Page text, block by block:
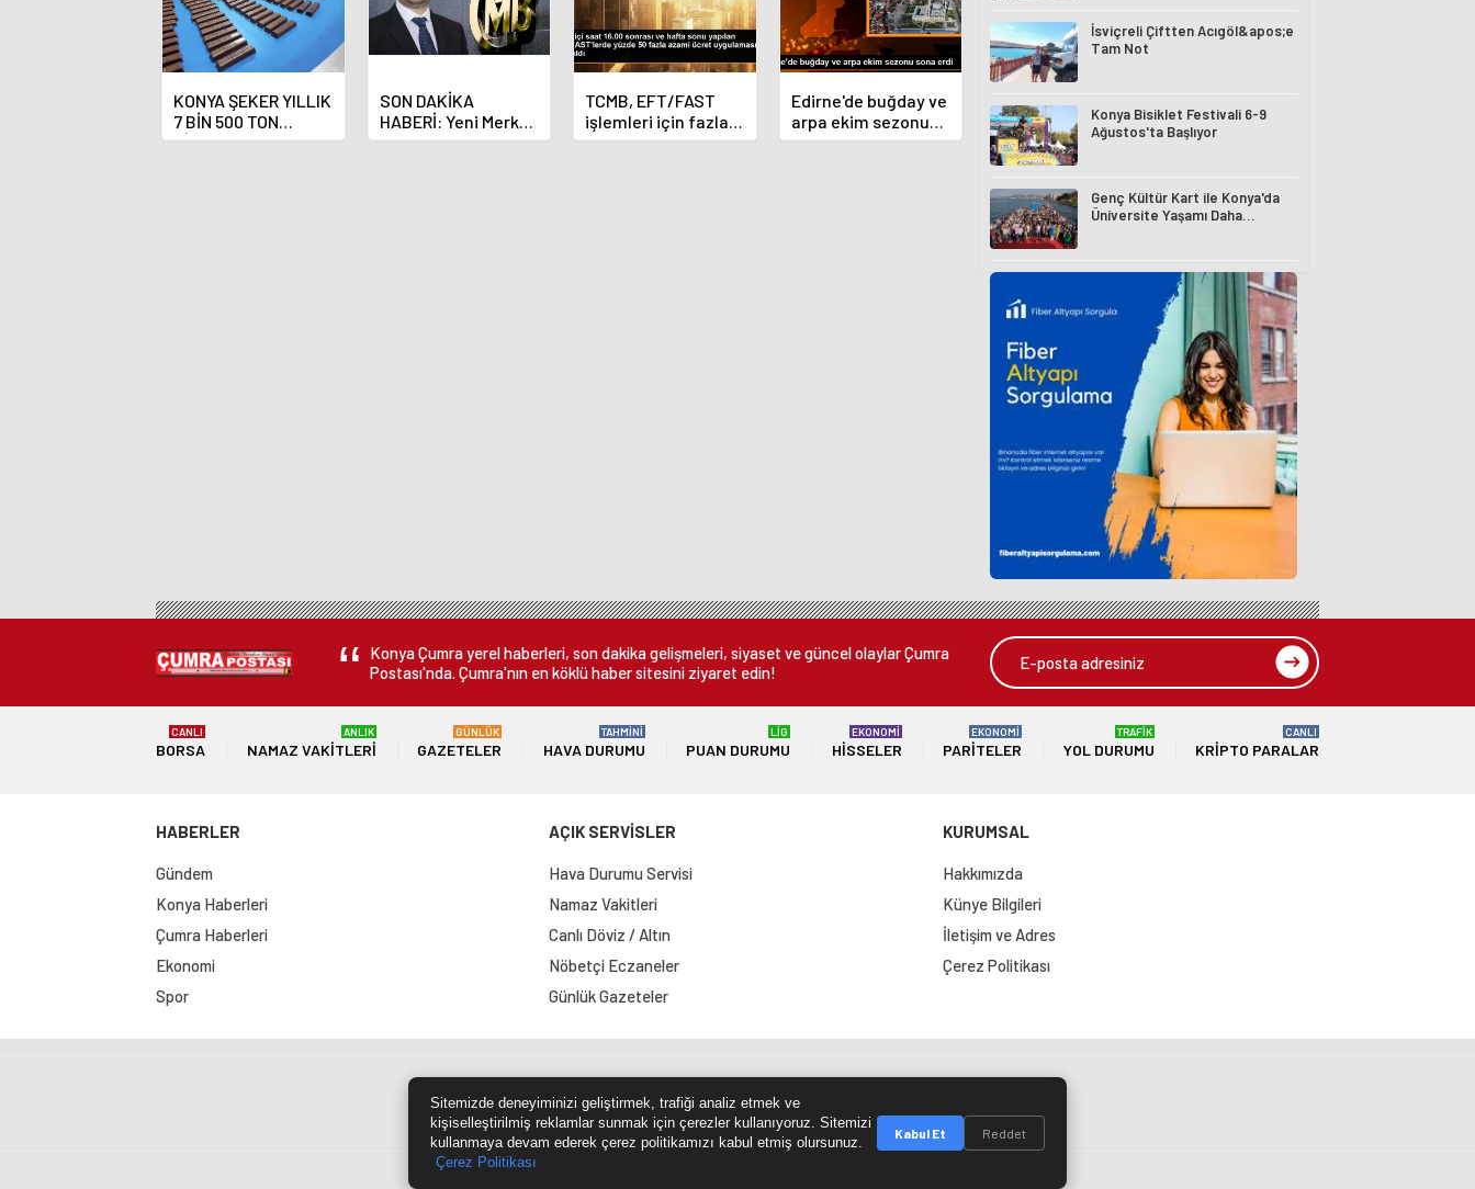
KONYA ŞEKER YILLIK
7 BİN 500 TON
ÇİKOLATALI ÜRÜN
SON DAKİKA
HABERİ: Yeni Merkez
Bankası Başkanı
TCMB, EFT/FAST
işlemleri için fazla
ücret uygulamasını
Edirne'de buğday ve
arpa ekim sezonu
sona erdi
İsviçreli Çiftten Acıgöl&apos;e
Tam Not
Konya Bisiklet Festivali 6-9
Ağustos'ta Başlıyor
Genç Kültür Kart ile Konya'da
Üniversite Yaşamı Daha
Konya Çumra yerel haberleri, son dakika gelişmeleri, siyaset ve güncel olaylar Çumra
Postası'nda. Çumra'nın en köklü haber sitesini ziyaret edin!
BORSA
CANLI
NAMAZ VAKITLERI
ANLIK
GAZETELER
GÜNLÜK
HAVA DURUMU
TAHMİNİ
PUAN DURUMU
LİG
HISSELER
EKONOMİ
PARITELER
EKONOMİ
YOL DURUMU
TRAFİK
KRIPTO PARALAR
CANLI
HABERLER
Gündem
Konya Haberleri
Çumra Haberleri
Ekonomi
Spor
AÇIK SERVİSLER
Hava Durumu Servisi
Namaz Vakitleri
Canlı Döviz / Altın
Nöbetçi Eczaneler
Günlük Gazeteler
KURUMSAL
Hakkımızda
Künye Bilgileri
İletişim ve Adres
Çerez Politikası
Site Haritası RSS Kaynağı Çumra Postası
Sitemizde deneyiminizi geliştirmek, trafiği analiz etmek ve
kişiselleştirilmiş reklamlar sunmak için çerezler kullanıyoruz. Sitemizi
kullanmaya devam ederek çerez politikamızı kabul etmiş olursunuz.
Çerez Politikası
Kabul Et Reddet